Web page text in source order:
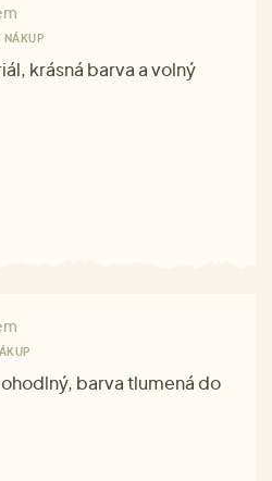
NÁKUP
krásná barva a volný
barva tlumená do